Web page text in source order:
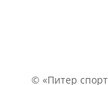
© «Питер